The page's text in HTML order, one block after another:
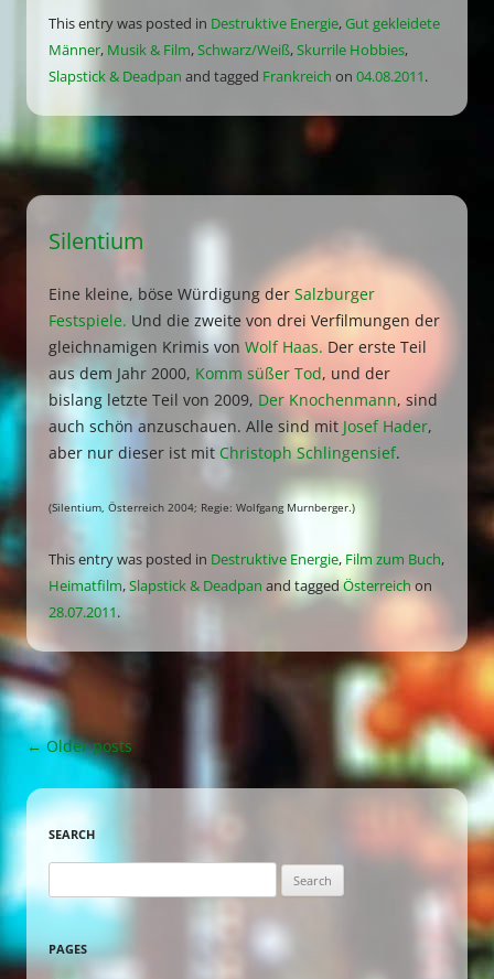
This entry was posted in Destruktive Energie,Gut gekleidete
Männer, Musik & Film,Schwarz/Weiß,Skurrile Hobbies,
Slapstick & Deadpan and tagged Frankreich on 04.08.2011.
Silentium
Eine kleine, böse Würdigung der Salzburger
Festspiele. Und die zweite von drei Verfilmungen der
gleichnamigen Krimis von Wolf Haas. Der erste Teil
aus dem Jahr 2000, Komm süßer Tod, und der
bislang letzte Teil von 2009, Der Knochenmann, sind
auch schön anzuschauen. Alle sind mit Josef Hader,
aber nur dieser ist mit Christoph Schlingensief.
(Silentium, Österreich 2004; Regie: Wolfgang Murnberger.)
This entry was posted in Destruktive Energie, Film zum Buch,
Heimatfilm,Slapstick & Deadpan and taggedÖsterreichon
28.07.2011.
Post
navigation
←Older posts
SEARCH
for:
PAGES